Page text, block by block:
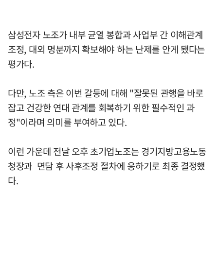
삼성전자 노조가 내부 균열 봉합과 사업부 간 이해관계
조정, 대외 명분까지 확보해야 하는 난제를 안게 됐다는
평가다.
다만, 노조 측은 이번 갈등에 대해 "잘못된 관행을 바로
잡고 건강한 연대 관계를 회복하기 위한 필수적인 과
정"이라며 의미를 부여하고 있다.
이런 가운데 전날 오후 초기업노조는 경기지방고용노동
청장과 면담 후 사후조정 절차에 응하기로 최종 결정했
다.